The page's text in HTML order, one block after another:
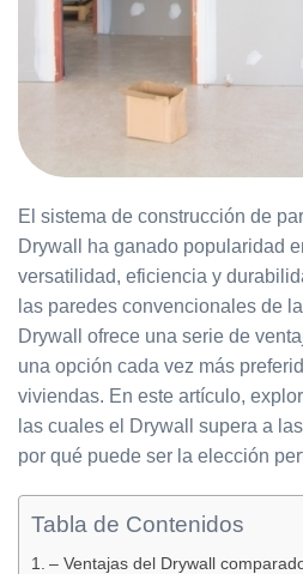
El sistema de construcción de
Drywall ha ganado popularidad
versatilidad, eficiencia y
las paredes convencionales de
Drywall ofrece una serie de
una opción cada vez más
viviendas. En este artículo,
las cuales el Drywall supera a
por qué puede ser la elección
Tabla de Contenidos
– Ventajas del Drywall